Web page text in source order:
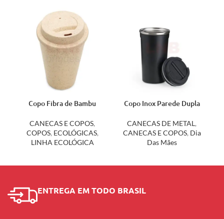
Copo Fibra de Bambu
CANECAS E COPOS,
COPOS, ECOLÓGICAS,
LINHA ECOLÓGICA
Copo Inox Parede Dupla
CANECAS DE METAL,
CANECAS E COPOS, Dia
Das Mães
ENTREGA EM TODO BRASIL